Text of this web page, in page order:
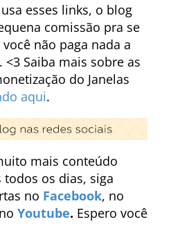
esses links, o blog
comissão pra se
não paga nada a
Saiba mais sobre as
do Janelas
aqui.
mais conteúdo
todos os dias, siga
no Facebook, no
Youtube. Espero você